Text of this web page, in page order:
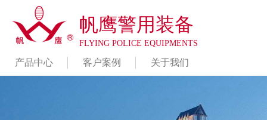
帆鹰警用装备
FLYING POLICE EQUIPMENTS
产品中心 客户案例 关于我们